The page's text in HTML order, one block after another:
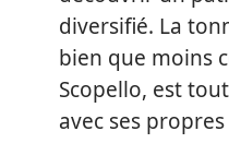
diversifié. La
bien que moins
Scopello, est
avec ses